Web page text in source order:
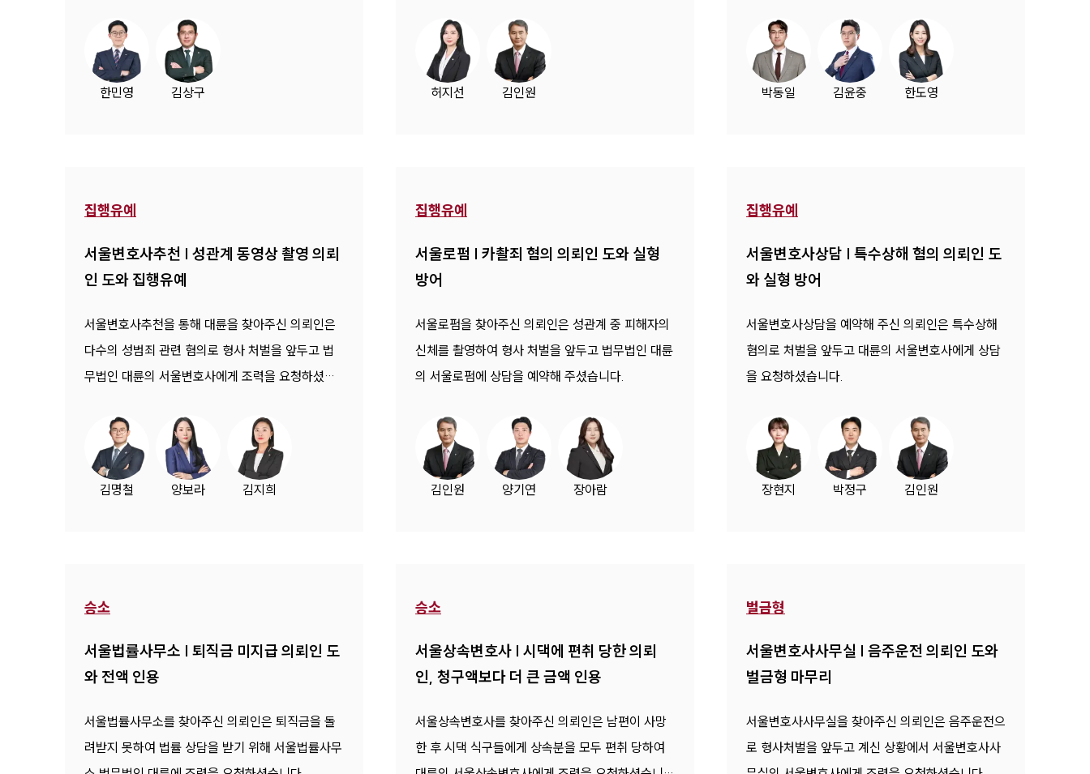
한민영 김상구 허지선 김인원 박동일 김윤중 한도영
집행유예
서울변호사추천 | 성관계 동영상 촬영 의뢰
인 도와 집행유예
서울변호사추천을 통해 대륜을 찾아주신 의뢰인은
다수의 성범죄 관련 혐의로 형사 처벌을 앞두고 법
무법인 대륜의 서울변호사에게 조력을 요청하셨습
김명철 양보라 김지희
집행유예
서울로펌 | 카촬죄 혐의 의뢰인 도와 실형
방어
서울로펌을 찾아주신 의뢰인은 성관계 중 피해자의
신체를 촬영하여 형사 처벌을 앞두고 법무법인 대륜
의 서울로펌에 상담을 예약해 주셨습니다.
김인원 양기연 장아람
집행유예
서울변호사상담 | 특수상해 혐의 의뢰인 도
와 실형 방어
서울변호사상담을 예약해 주신 의뢰인은 특수상해
혐의로 처벌을 앞두고 대륜의 서울변호사에게 상담
을 요청하셨습니다.
장현지 박정구 김인원
승소
서울법률사무소 | 퇴직금 미지급 의뢰인 도
와 전액 인용
서울법률사무소를 찾아주신 의뢰인은 퇴직금을 돌
려받지 못하여 법률 상담을 받기 위해 서울법률사무
승소
서울상속변호사 | 시댁에 편취 당한 의뢰
인, 청구액보다 더 큰 금액 인용
서울상속변호사를 찾아주신 의뢰인은 남편이 사망
한 후 시댁 식구들에게 상속분을 모두 편취 당하여
벌금형
서울변호사사무실 | 음주운전 의뢰인 도와
벌금형 마무리
서울변호사사무실을 찾아주신 의뢰인은 음주운전으
로 형사처벌을 앞두고 계신 상황에서 서울변호사사